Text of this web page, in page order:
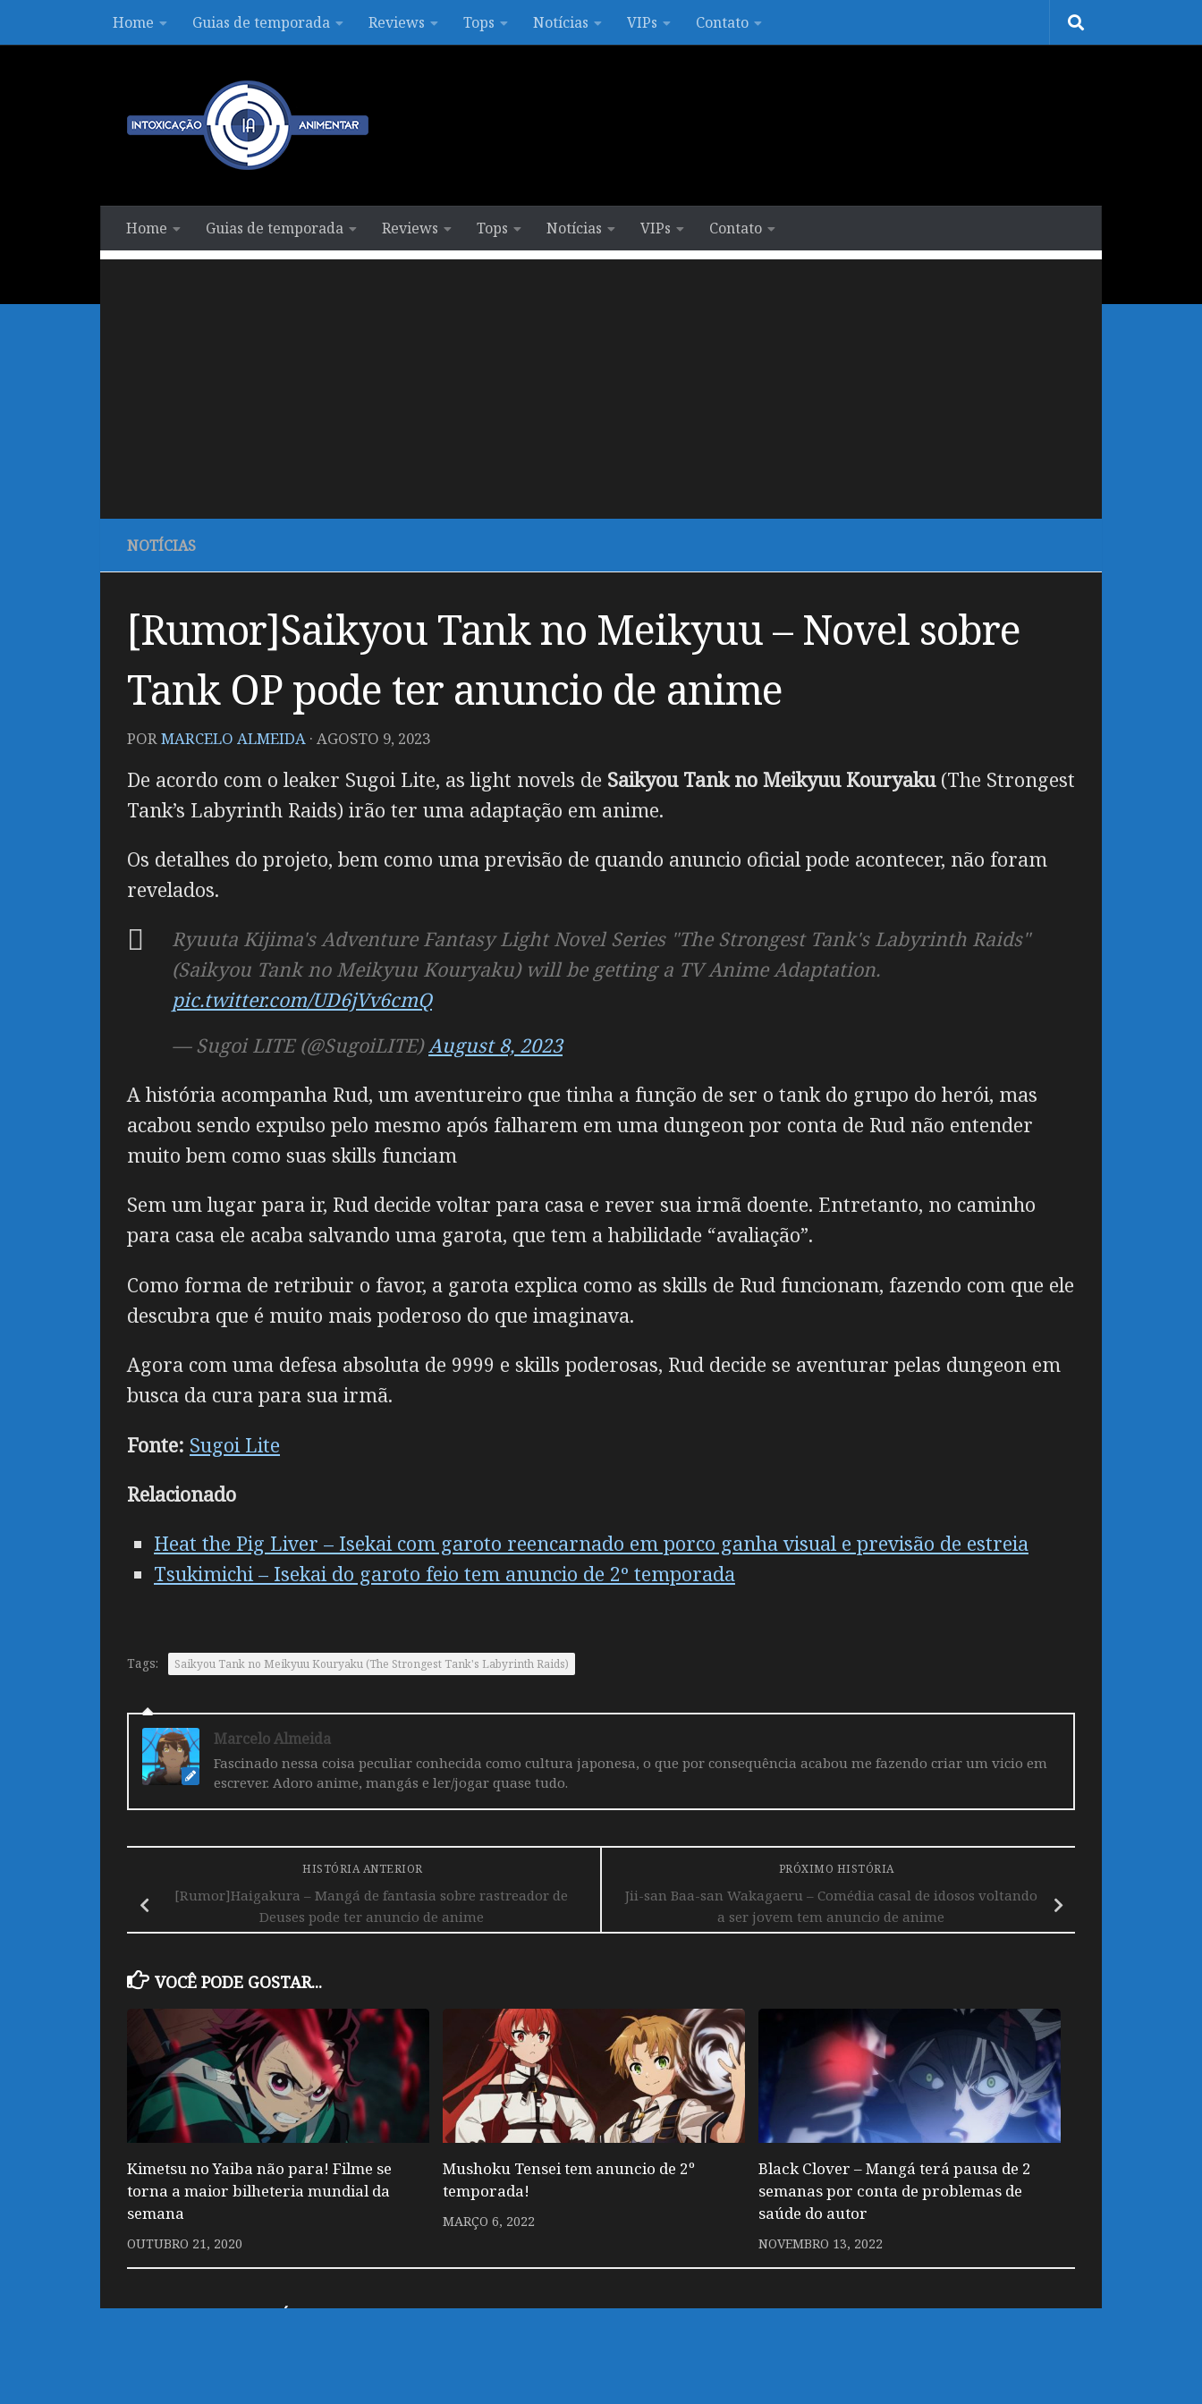
Skip to contentHome Guias de temporada Reviews Tops Notícias VIPs Contato
Home Guias de temporada Reviews Tops Notícias VIPs Contato
NOTÍCIAS
[Rumor]Saikyou Tank no Meikyuu – Novel sobre
Tank OP pode ter anuncio de anime
PORMARCELO ALMEIDA · AGOSTO 9, 2023
De acordo com o leaker Sugoi Lite, as light novels de Saikyou Tank no Meikyuu Kouryaku(The Strongest
Tank’s Labyrinth Raids) irão ter uma adaptação em anime.
Os detalhes do projeto, bem como uma previsão de quando anuncio oficial pode acontecer, não foram
revelados.
Ryuuta Kijima's Adventure Fantasy Light Novel Series "The Strongest Tank's Labyrinth Raids"
(Saikyou Tank no Meikyuu Kouryaku) will be getting a TV Anime Adaptation.
pic.twitter.com/UD6jVv6cmQ
— Sugoi LITE (@SugoiLITE)August 8, 2023
A história acompanha Rud, um aventureiro que tinha a função de ser o tank do grupo do herói, mas
acabou sendo expulso pelo mesmo após falharem em uma dungeon por conta de Rud não entender
muito bem como suas skills funciam
Sem um lugar para ir, Rud decide voltar para casa e rever sua irmã doente. Entretanto, no caminho
para casa ele acaba salvando uma garota, que tem a habilidade “avaliação”.
Como forma de retribuir o favor, a garota explica como as skills de Rud funcionam, fazendo com que ele
descubra que é muito mais poderoso do que imaginava.
Agora com uma defesa absoluta de 9999 e skills poderosas, Rud decide se aventurar pelas dungeon em
busca da cura para sua irmã.
Fonte: Sugoi Lite
Relacionado
Heat the Pig Liver – Isekai com garoto reencarnado em porco ganha visual e previsão de estreia
Tsukimichi – Isekai do garoto feio tem anuncio de 2º temporada
Tags: Saikyou Tank no Meikyuu Kouryaku (The Strongest Tank's Labyrinth Raids)
Marcelo Almeida
Fascinado nessa coisa peculiar conhecida como cultura japonesa, o que por consequência acabou me fazendo criar um vicio em
escrever. Adoro anime, mangás e ler/jogar quase tudo.
PRÓXIMO HISTÓRIA
Jii-san Baa-san Wakagaeru – Comédia casal de idosos voltando
a ser jovem tem anuncio de anime
HISTÓRIA ANTERIOR
[Rumor]Haigakura – Mangá de fantasia sobre rastreador de
Deuses pode ter anuncio de anime
VOCÊ PODE GOSTAR...
Kimetsu no Yaiba não para! Filme se
torna a maior bilheteria mundial da
semana
OUTUBRO 21, 2020
Mushoku Tensei tem anuncio de 2º
temporada!
MARÇO 6, 2022
Black Clover – Mangá terá pausa de 2
semanas por conta de problemas de
saúde do autor
NOVEMBRO 13, 2022
DEIXE UM COMENTÁRIO